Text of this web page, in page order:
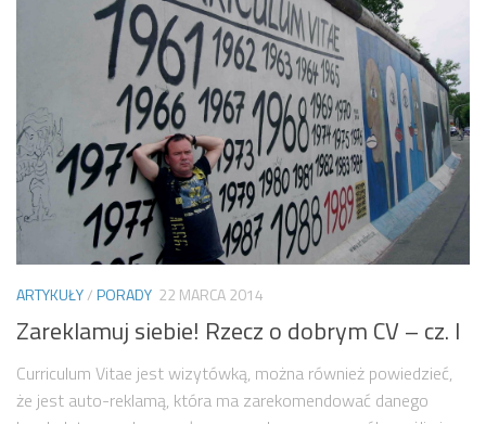
ARTYKUŁY/PORADY 22 MARCA 2014
Zareklamuj siebie! Rzecz o dobrym CV – cz. I
Curriculum Vitae jest wizytówką, można również powiedzieć,
że jest auto-reklamą, która ma zarekomendować danego